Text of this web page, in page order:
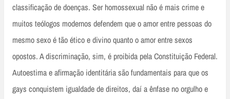
classificação de doenças. Ser homossexual não é mais crime e
muitos teólogos modernos defendem que o amor entre pessoas do
mesmo sexo é tão ético e divino quanto o amor entre sexos
opostos. A discriminação, sim, é proibida pela Constituição Federal.
Autoestima e afirmação identitária são fundamentais para que os
gays conquistem igualdade de direitos, daí a ênfase no orgulho e